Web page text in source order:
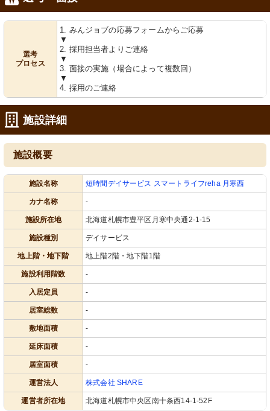
選考
プロセス
1. みんジョブの応募フォームからご応募
▼
2. 採用担当者よりご連絡
▼
3. 面接の実施（場合によって複数回）
▼
4. 採用のご連絡
施設詳細
施設概要
施設名称 短時間デイサービス スマートライフreha 月寒西
カナ名称 -
施設所在地 北海道札幌市豊平区月寒中央通2-1-15
施設種別 デイサービス
地上階・地下階 地上階2階・地下階1階
施設利用階数 -
入居定員 -
居室総数 -
敷地面積 -
延床面積 -
居室面積 -
運営法人 株式会社 SHARE
運営者所在地 北海道札幌市中央区南十条西14-1-52F